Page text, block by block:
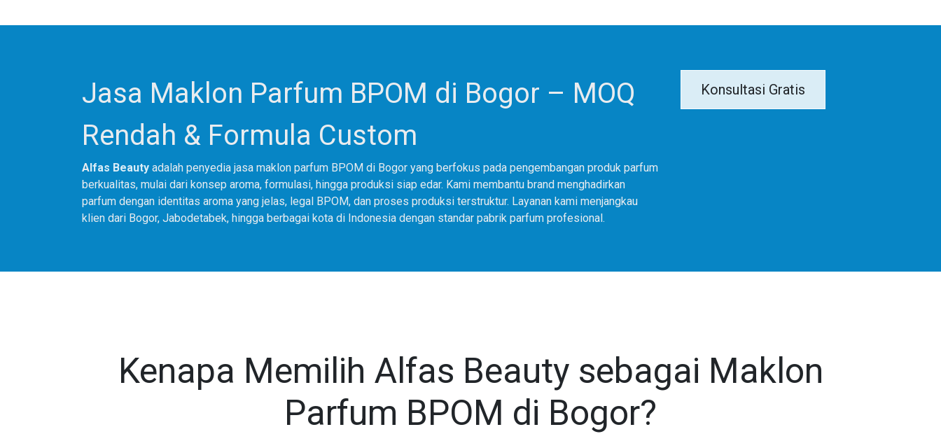
Jasa Maklon Parfum BPOM di Bogor – MOQ
Rendah & Formula Custom
Alfas Beauty adalah penyedia jasa maklon parfum BPOM di Bogor yang berfokus pada pengembangan produk parfum
berkualitas, mulai dari konsep aroma, formulasi, hingga produksi siap edar. Kami membantu brand menghadirkan
parfum dengan identitas aroma yang jelas, legal BPOM, dan proses produksi terstruktur. Layanan kami menjangkau
klien dari Bogor, Jabodetabek, hingga berbagai kota di Indonesia dengan standar pabrik parfum profesional.
Konsultasi Gratis
Kenapa Memilih Alfas Beauty sebagai Maklon
Parfum BPOM di Bogor?